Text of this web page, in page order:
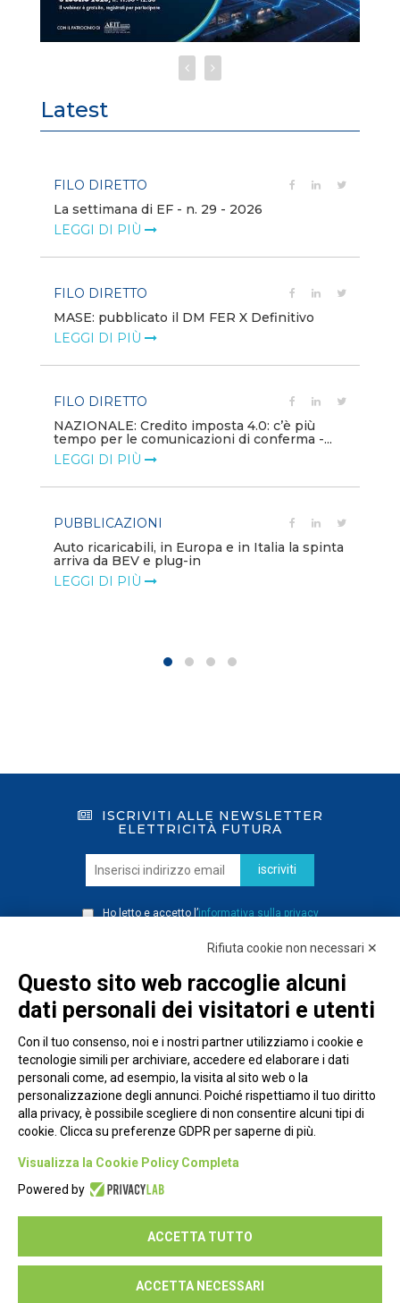
Latest
FILO DIRETTO
La settimana di EF - n. 29 - 2026
LEGGI DI PIÙ
FILO DIRETTO
MASE: pubblicato il DM FER X Definitivo
LEGGI DI PIÙ
FILO DIRETTO
NAZIONALE: Credito imposta 4.0: c’è più
tempo per le comunicazioni di conferma -...
LEGGI DI PIÙ
PUBBLICAZIONI
Auto ricaricabili, in Europa e in Italia la spinta
arriva da BEV e plug-in
LEGGI DI PIÙ
ISCRIVITI ALLE NEWSLETTER
ELETTRICITÀ FUTURA
iscriviti
Ho letto e accetto l’informativa sulla privacy
Piazza Alessandria, 24 - 00198 Roma
Privacy Policy
Seguici su:
Rifiuta cookie non necessari ✕
Questo sito web raccoglie alcuni
dati personali dei visitatori e utenti
Con il tuo consenso, noi e i nostri partner utilizziamo i cookie e
tecnologie simili per archiviare, accedere ed elaborare i dati
personali come, ad esempio, la visita al sito web o la
personalizzazione degli annunci. Poiché rispettiamo il tuo diritto
alla privacy, è possibile scegliere di non consentire alcuni tipi di
cookie. Clicca su preferenze GDPR per saperne di più.
Visualizza la Cookie Policy Completa
Powered by
ACCETTA TUTTO
ACCETTA NECESSARI